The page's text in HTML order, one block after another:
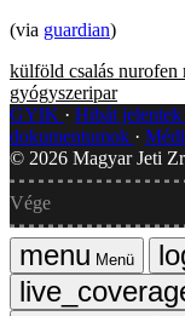
(via guardian)
külföld csalás nurofen
gyógyszeripar
GYIK
Hibát jelentek
dokumentumok
© 2026 Magyar Jeti
Vége
Menü